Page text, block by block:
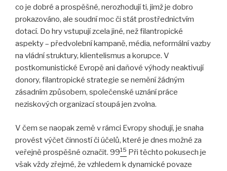
co je dobré a prospěšné, nerozhodují ti, jimž je dobro
prokazováno, ale soudní moc či stát prostřednictvím
dotací. Do hry vstupují zcela jiné, než filantropické
aspekty – předvolební kampaně, média, neformální vazby
na vládní struktury, klientelismus a korupce. V
postkomunistické Evropě ani daňové výhody neaktivují
donory, filantropické strategie se nemění žádným
zásadním způsobem, společenské uznání práce
neziskových organizací stoupá jen zvolna.
V čem se naopak země v rámci Evropy shodují, je snaha
provést výčet činností či účelů, které je dnes možné za
veřejně prospěšné označit. 9915 Při těchto pokusech je
však vždy zřejmé, že vzhledem k dynamické povaze